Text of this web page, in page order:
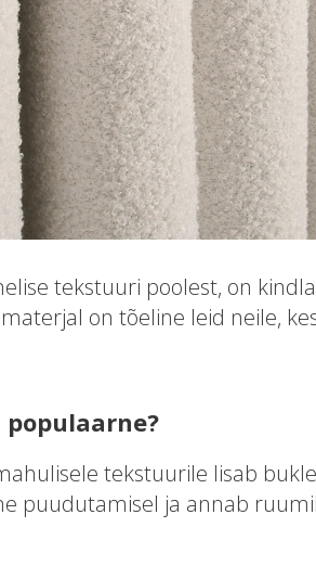
tekstuuri poolest, on
on tõeline leid neile,
tekstuurile lisab
puudutamisel ja annab